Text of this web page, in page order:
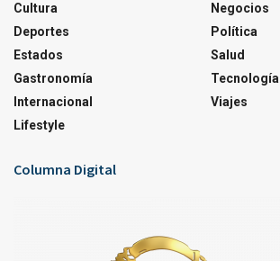
Cultura
Deportes
Estados
Gastronomía
Internacional
Lifestyle
Negocios
Política
Salud
Tecnología
Viajes
Columna Digital